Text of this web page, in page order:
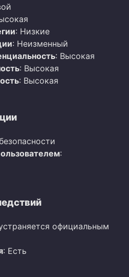
: Низкие
: Неизменный
: Высокая
: Высокая
: Высокая
:
официальным
: Есть